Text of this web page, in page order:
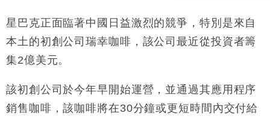
星巴克正面臨著中國日益激烈的競爭，特別是來自
本土的初創公司瑞幸咖啡，該公司最近從投資者籌
集2億美元。
該初創公司於今年早開始運營，並通過其應用程序
銷售咖啡，該咖啡將在30分鐘或更短時間內交付給